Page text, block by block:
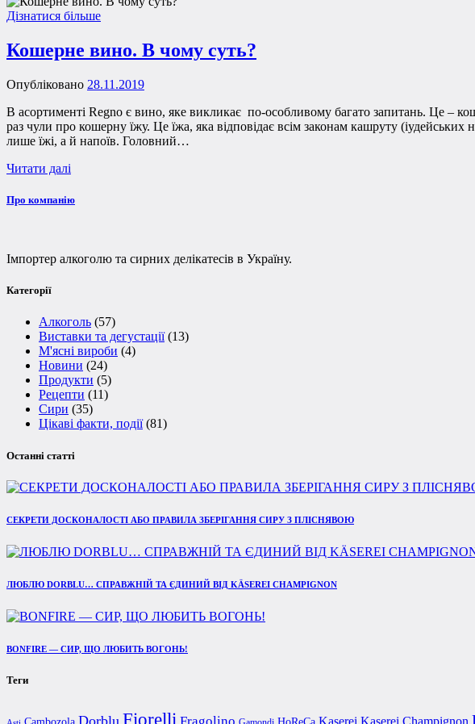
Дізнатися більше
Кошерне вино. В чому суть?
Опубліковано 28.11.2019
В асортименті Regno є вино, яке викликає по-особливому багато запитань. Це –
раз чули про кошерну їжу. Це їжа, яка відповідає всім законам кашруту
лише їжі, а й напоїв. Головний…
Читати далі
Про компанію
Імпортер алкоголю та сирних делікатесів в Україну.
Категорії
Алкоголь (57)
Виставки та дегустації(13)
М'ясні вироби (4)
Новини (24)
Продукти (5)
Рецепти (11)
Сири (35)
Цікаві факти, події(81)
Останні статті
СЕКРЕТИ ДОСКОНАЛОСТІ АБО ПРАВИЛА ЗБЕРІГАННЯ СИРУ З ПЛІСНЯВОЮ
ЛЮБЛЮ DORBLU… СПРАВЖНІЙ ТА ЄДИНИЙ ВІД KÄSEREI CHAMPIGNON
BONFIRE — СИР, ЩО ЛЮБИТЬ ВОГОНЬ!
Теги
Dorblu Fiorelli Kaserei